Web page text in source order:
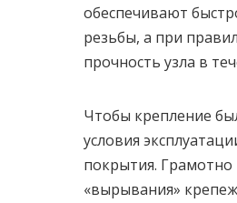
обеспечивают
резьбы, а при
прочность узла в
Чтобы крепление
условия
покрытия.
«вырывания»